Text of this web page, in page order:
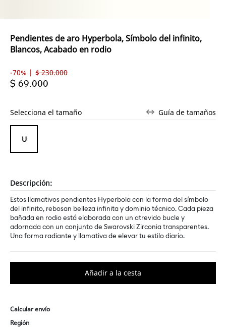
Pendientes de aro Hyperbola, Símbolo del infinito,
Blancos, Acabado en rodio
-70% | $ 230.000
$ 69.000
Selecciona el tamaño Guía de tamaños
Descripción:
Estos llamativos pendientes Hyperbola con la forma del símbolo
del infinito, rebosan belleza infinita y dominio técnico. Cada pieza
bañada en rodio está elaborada con un atrevido bucle y
adornada con un conjunto de Swarovski Zirconia transparentes.
Una forma radiante y llamativa de elevar tu estilo diario.
Calcular envío
Región